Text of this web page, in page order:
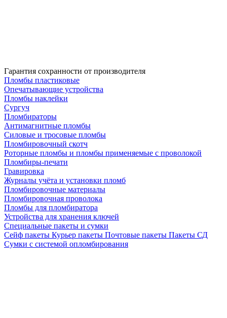
Гарантия сохранности от производителя
Пломбы пластиковые
Опечатывающие устройства
Пломбы наклейки
Сургуч
Пломбираторы
Антимагнитные пломбы
Силовые и тросовые пломбы
Пломбировочный скотч
Роторные пломбы и пломбы применяемые с проволокой
Пломбиры-печати
Гравировка
Журналы учёта и установки пломб
Пломбировочные материалы
Пломбировочная проволока
Пломбы для пломбиратора
Устройства для хранения ключей
Специальные пакеты и сумки
Сейф пакеты Курьер пакеты Почтовые пакеты Пакеты СД
Сумки с системой опломбирования